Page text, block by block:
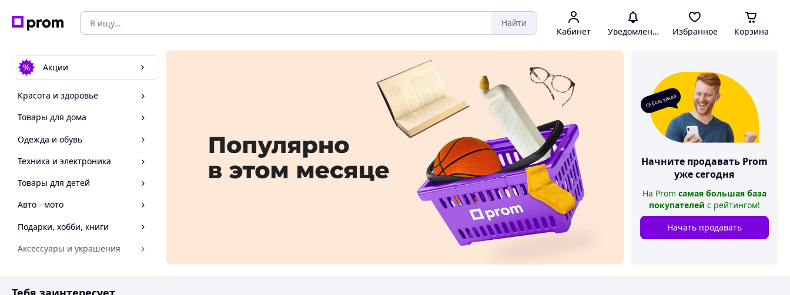
Найти
Кабинет Уведомления Избранное Корзина
Акции
Красота и здоровье
Товары для дома
Одежда и обувь
Техника и электроника
Товары для детей
Авто - мото
Подарки, хобби, книги
Аксессуары и украшения
Спорт и отдых
О! Есть заказ
Начните продавать Prom
уже сегодня
На Prom самая большая база
покупателей с рейтингом!
Начать продавать